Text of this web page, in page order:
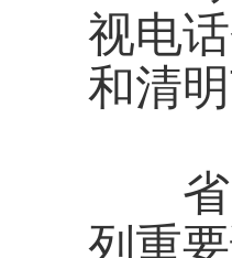
视电
和清
省、
列重